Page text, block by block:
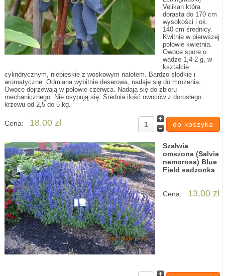
Velikan która
dorasta do 170 cm
wysokości i ok.
140 cm średnicy.
Kwitnie w pierwszej
połowie kwietnia.
Owoce spore o
wadze 1,4-2 g, w
kształcie
cylindrycznym, niebieskie z woskowym nalotem. Bardzo słodkie i
aromatyczne. Odmiana wybitnie deserowa, nadaje się do mrożenia.
Owoce dojrzewają w połowie czerwca. Nadają się do zbioru
mechanicznego. Nie osypują się. Średnia ilość owoców z dorosłego
krzewu od 2,5 do 5 kg.
Cena: 18,00 zł
Szałwia
omszona (Salvia
nemorosa) Blue
Field sadzonka
Cena: 13,00 zł